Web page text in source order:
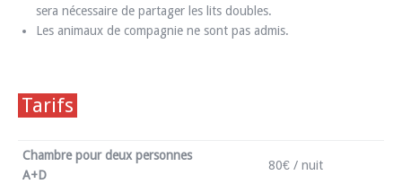
sera nécessaire de partager les lits doubles.
Les animaux de compagnie ne sont pas admis.
Tarifs
Chambre pour deux personnes
A+D
80€ / nuit